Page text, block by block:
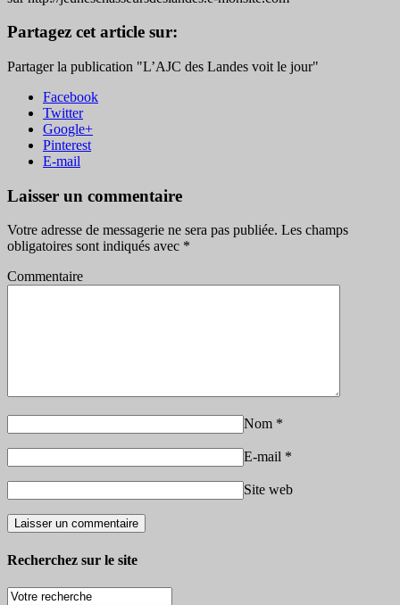
Partagez cet article sur:
Partager la publication "L’AJC des Landes voit le jour"
Facebook
Twitter
Google+
Pinterest
E-mail
Laisser un commentaire
Votre adresse de messagerie ne sera pas publiée. Les champs
obligatoires sont indiqués avec *
Commentaire
Nom *
E-mail *
Site web
Recherchez sur le site